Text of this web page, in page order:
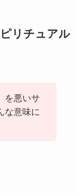
リチュアル
を悪いサ
な意味に